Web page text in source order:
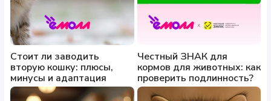
Стоит ли заводить
вторую кошку: плюсы,
минусы и адаптация
Честный ЗНАК для
кормов для животных: как
проверить подлинность?